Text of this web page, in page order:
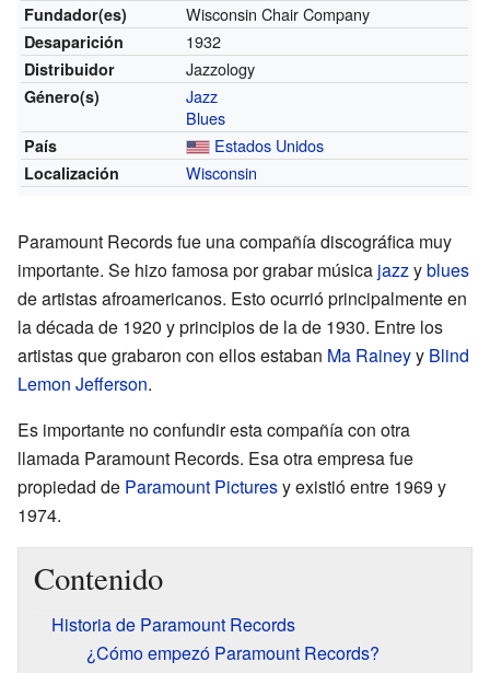
Fundador(es) Wisconsin Chair Company
Desaparición 1932
Distribuidor Jazzology
Género(s)
Jazz
Blues
País Estados Unidos
Localización Wisconsin
Paramount Records fue una compañía discográfica muy
importante. Se hizo famosa por grabar música jazzyblues
de artistas afroamericanos. Esto ocurrió principalmente en
la década de 1920 y principios de la de 1930. Entre los
artistas que grabaron con ellos estaban Ma Raineyy Blind
Lemon Jefferson.
Es importante no confundir esta compañía con otra
llamada Paramount Records. Esa otra empresa fue
propiedad de Paramount Picturesy existió entre 1969 y
1974.
Contenido
Historia de Paramount Records
¿Cómo empezó Paramount Records?